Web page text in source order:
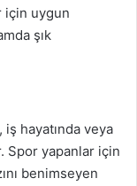
için uygun
şık
hayatında veya
Spor yapanlar için
benimseyen